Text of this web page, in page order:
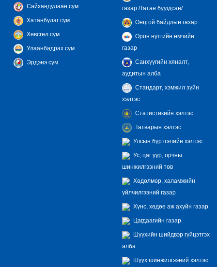
Сайхандулаан сум
Хатанбулаг сум
Хөвсгөл сум
Улаанбадрах сум
Эрдэнэ сум
газар /Татан буугдсан/
Онцгой байдлын газар
Орон нутгийн өмчийн
газар
Санхүүгийн хяналт,
аудитын алба
Стандарт, хэмжил зүйн
хэлтэс
Статистикийн хэлтэс
Татварын хэлтэс
Улсын бүртгэлийн хэлтэс
Ус, цаг уур, орчны
шинжилгээний төв
Хөдөлмөр, халамжийн
үйлчилгээний газар
Хүнс, хөдөө аж ахуйн газар
Цагдаагийн газар
Шүүхийн шийдвэр гүйцэтгэх
алба
Шүүх шинжилгээний хэлтэс